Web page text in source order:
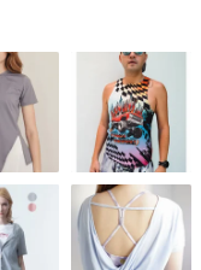
also contains
Please
Guide**
is the measurement
way around,
the navel.) (*Note:
digging into your